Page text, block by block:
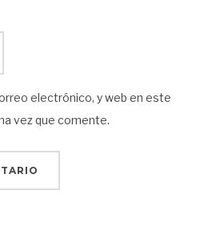
electrónico, y web en este
vez que comente.